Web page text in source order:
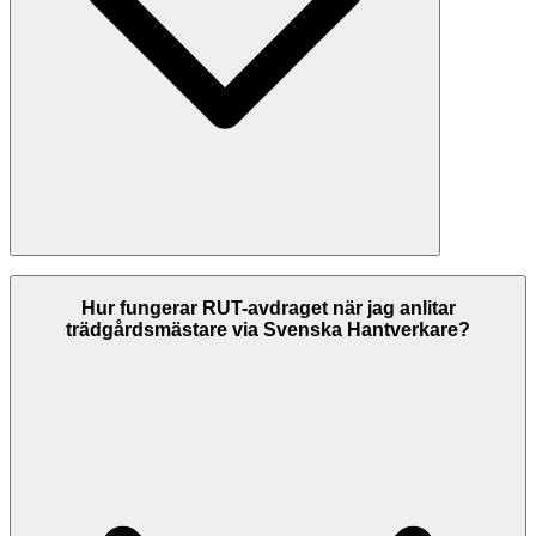
På Svenska Hantverkare listar vi trädgårdsmästare i Sala med
kontrollerade kontaktuppgifter, och vi visar betyg hämtade från
Google där de finns. Jämför företagens betyg och tjänster innan du
Hur fungerar RUT-avdraget när jag anlitar
trädgårdsmästare via Svenska Hantverkare?